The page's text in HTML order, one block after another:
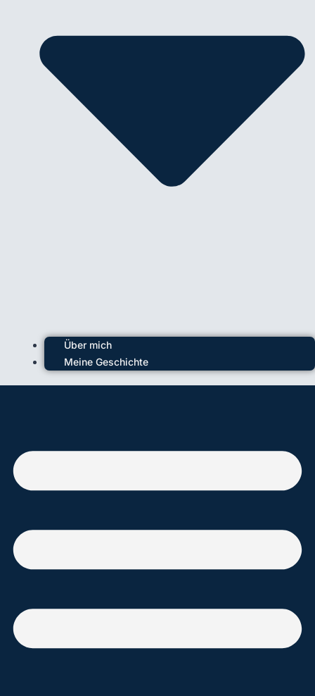
Über mich
Meine Geschichte